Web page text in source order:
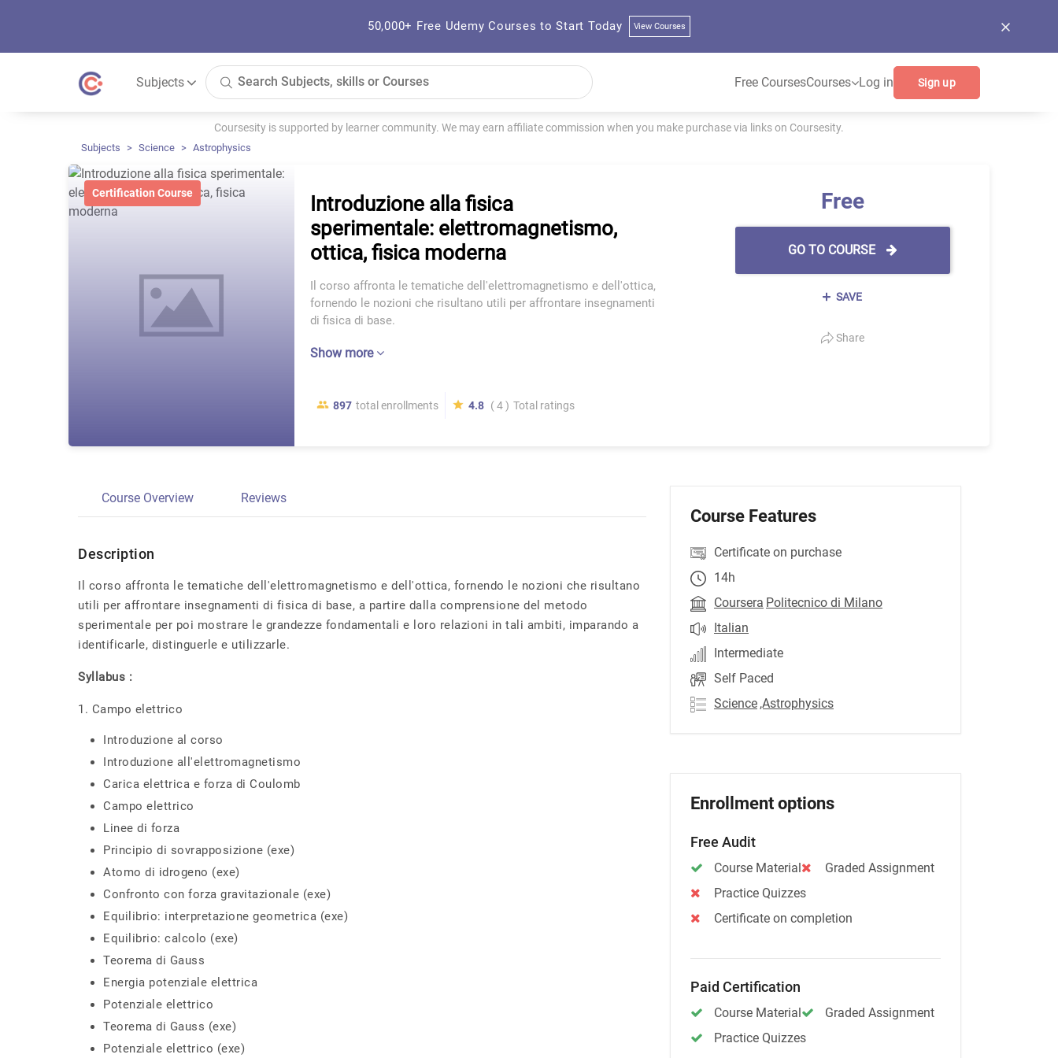
50,000+ Free Udemy Courses to Start Today View Courses
Subjects Free CoursesCourses Log in Sign up
Coursesity is supported by learner community. We may earn affiliate commission when you make purchase via links on Coursesity.
Subjects Science Astrophysics
Certification Course
Introduzione alla fisica
sperimentale: elettromagnetismo,
ottica, fisica moderna
Il corso affronta le tematiche dell'elettromagnetismo e dell'ottica,
fornendo le nozioni che risultano utili per affrontare insegnamenti
di fisica di base.
Show more
897 total enrollments 4.8 ( 4 ) Total ratings
Free
GO TO COURSE
SAVE
Share
Course Overview Reviews
Description
Il corso affronta le tematiche dell'elettromagnetismo e dell'ottica, fornendo le nozioni che risultano
utili per affrontare insegnamenti di fisica di base, a partire dalla comprensione del metodo
sperimentale per poi mostrare le grandezze fondamentali e loro relazioni in tali ambiti, imparando a
identificarle, distinguerle e utilizzarle.
Syllabus :
1. Campo elettrico
Introduzione al corso
Introduzione all'elettromagnetismo
Carica elettrica e forza di Coulomb
Campo elettrico
Linee di forza
Principio di sovrapposizione (exe)
Atomo di idrogeno (exe)
Confronto con forza gravitazionale (exe)
Equilibrio: interpretazione geometrica (exe)
Equilibrio: calcolo (exe)
Teorema di Gauss
Energia potenziale elettrica
Potenziale elettrico
Teorema di Gauss (exe)
Potenziale elettrico (exe)
Course Features
Certificate on purchase
14h
Coursera Politecnico di Milano
Italian
Intermediate
Self Paced
Science ,Astrophysics
Enrollment options
Free Audit
Course Material
Graded Assignment
Practice Quizzes
Certificate on completion
Paid Certification
Course Material
Graded Assignment
Practice Quizzes